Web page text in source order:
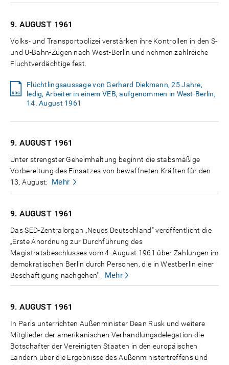
9. AUGUST 1961
Volks- und Transportpolizei verstärken ihre Kontrollen in den S-
und U-Bahn-Zügen nach West-Berlin und nehmen zahlreiche
Fluchtverdächtige fest.
Flüchtlingsaussage von Gerhard Diekmann, 25 Jahre,
ledig, Arbeiter in einem VEB, aufgenommen in West-Berlin,
14. August 1961
9. AUGUST 1961
Unter strengster Geheimhaltung beginnt die stabsmäßige
Vorbereitung des Einsatzes von bewaffneten Kräften für den
13. August:
Mehr
9. AUGUST 1961
Das SED-Zentralorgan „Neues Deutschland" veröffentlicht die
„Erste Anordnung zur Durchführung des
Magistratsbeschlusses vom 4. August 1961 über Zahlungen im
demokratischen Berlin durch Personen, die in Westberlin einer
Beschäftigung nachgehen".
Mehr
9. AUGUST 1961
In Paris unterrichten Außenminister Dean Rusk und weitere
Mitglieder der amerikanischen Verhandlungsdelegation die
Botschafter der Vereinigten Staaten in den europäischen
Ländern über die Ergebnisse des Außenministertreffens und